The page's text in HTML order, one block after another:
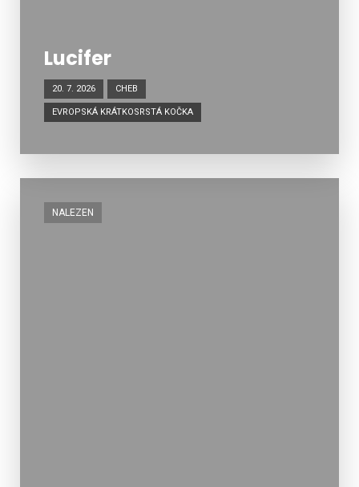
Lucifer
20. 7. 2026 CHEB
EVROPSKÁ KRÁTKOSRSTÁ KOČKA
NALEZEN